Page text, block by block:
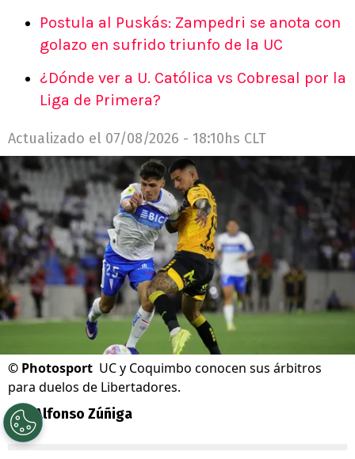
Postula al Puskás: Zampedri se anota con
golazo en sufrido triunfo de la UC
¿Dónde ver a U. Católica vs Cobresal por la
Liga de Primera?
Actualizado el 07/08/2026 - 18:10hs CLT
© Photosport UC y Coquimbo conocen sus árbitros
para duelos de Libertadores.
Por Alfonso Zúñiga